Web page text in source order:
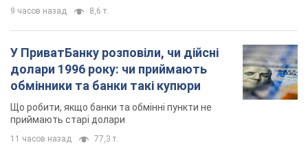
9 часов назад 8,6 т.
У ПриватБанку розповіли, чи дійсні
долари 1996 року: чи приймають
обмінники та банки такі купюри
Що робити, якщо банки та обмінні пункти не
приймають старі долари
11 часов назад 77,3 т.